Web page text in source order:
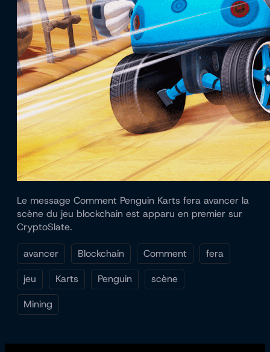
Le message Comment Penguin Karts fera avancer la
scène du jeu blockchain est apparu en premier sur
CryptoSlate.
avancer Blockchain Comment
fera
jeu
Karts Penguin
scène
Mining